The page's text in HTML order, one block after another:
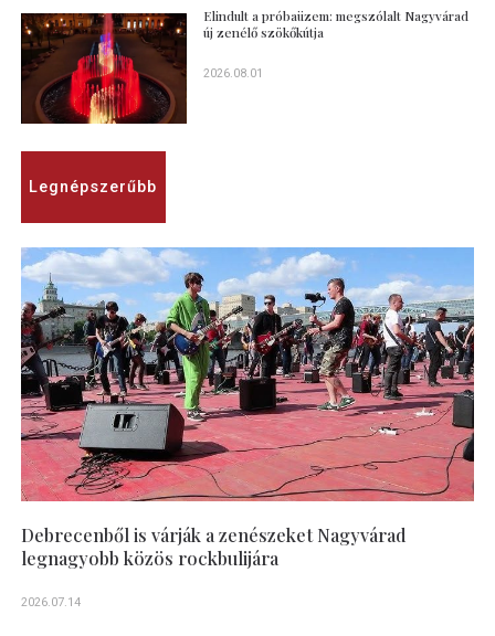
Elindult a próbaüzem: megszólalt Nagyvárad
új zenélő szökőkútja
2026.08.01
Legnépszerűbb
Debrecenből is várják a zenészeket Nagyvárad
legnagyobb közös rockbulijára
2026.07.14